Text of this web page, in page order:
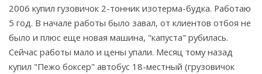
2006 купил гузовичок 2-тонник изотерма-будка. Работаю
5 год. В начале работы было завал, от клиентов отбоя не
было и плюс еще новая машина, "капуста" рубилась.
Сейчас работы мало и цены упали. Месяц тому назад
купил "Пежо боксер" автобус 18-местный (грузовичок